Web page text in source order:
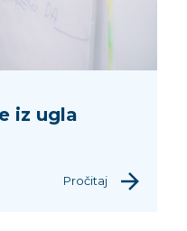
iz ugla
Pročitaj